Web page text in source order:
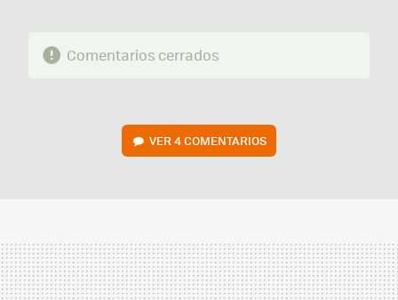
Comentarios cerrados
VER4 COMENTARIOS